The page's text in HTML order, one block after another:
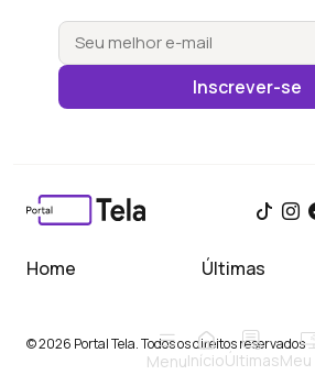
MenuInícioÚltimas
Inscrever-se
Home Últimas
© 2026 Portal Tela. Todos os direitos reservados